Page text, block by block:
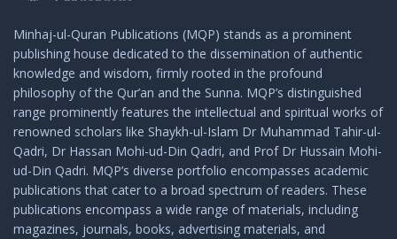
Minhaj-ul-Quran Publications (MQP) stands as a prominent
publishing house dedicated to the dissemination of authentic
knowledge and wisdom, firmly rooted in the profound
philosophy of the Qur’an and the Sunna. MQP’s distinguished
range prominently features the intellectual and spiritual works of
renowned scholars like Shaykh-ul-Islam Dr Muhammad Tahir-ul-
Qadri, Dr Hassan Mohi-ud-Din Qadri, and Prof Dr Hussain Mohi-
ud-Din Qadri. MQP’s diverse portfolio encompasses academic
publications that cater to a broad spectrum of readers. These
publications encompass a wide range of materials, including
magazines, journals, books, advertising materials, and